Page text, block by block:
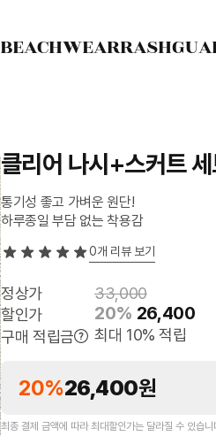
BEACHWEAR
클리어 나시+스커트
통기성 좋고 가벼운 원단!
하루종일 부담 없는 착용감
0개 리뷰 보기
20%26,400원
최종 결제 금액에 따라 최대할인가는 달라질 수 있습니
정상가
33,000
할인가
20% 26,400
구매 적립금 최대 10% 적립